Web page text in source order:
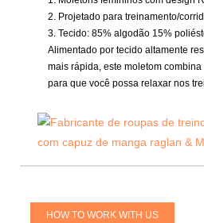
2. Projetado para treinamento/
3. Tecido: 85% algodão 15%
Alimentado por tecido altamente
mais rápida, este moletom
para que você possa relaxar nos
HOW TO WORK WITH US